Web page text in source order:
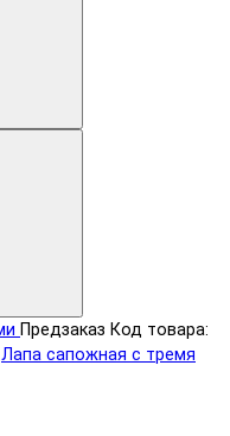
Предзаказ Код товара:
Лапа сапожная с тремя